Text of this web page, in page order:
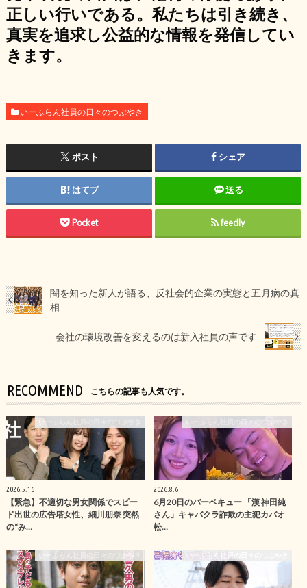
正しい行いである。私たちは引き続き、
真実を追求し公益的な情報を発信してい
きます。
いーふらん社員の日々のつぶやき
ポスト シェア
はてブ 送る
Pocket feedly
闇を知った新人が語る、反社会的企業の実態と五月病の真
相
会社の環境改善を変えるのは新入社員の声です
RECOMMEND こちらの記事も人気です。
2026.5.16
【緊急】不適切な男女関係でスピー
ド出世の広告塔女性、細川朋奈 突然
の“み…
いーふらん社員の日々のつぶやき
2026.8.6
6月20日のバーベキュー 「漢 神田純
さん」キャバクラ詐欺の主犯カバオ
松…
いーふらん社員の日々のつぶやき